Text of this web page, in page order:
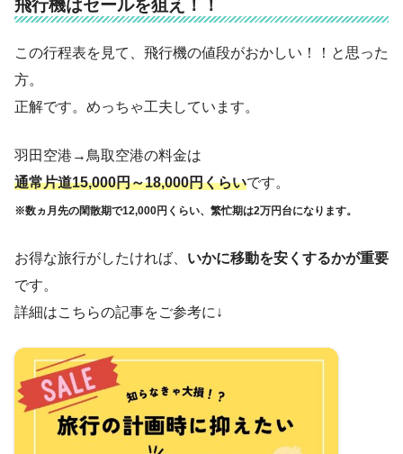
飛行機はセールを狙え！！
この行程表を見て、飛行機の値段がおかしい！！と思った
方。
正解です。めっちゃ工夫しています。
羽田空港→鳥取空港の料金は
通常片道15,000円～18,000円くらいです。
※数ヵ月先の閑散期で12,000円くらい、繁忙期は2万円台になります。
お得な旅行がしたければ、 いかに移動を安くするかが重要
です。
詳細はこちらの記事をご参考に↓